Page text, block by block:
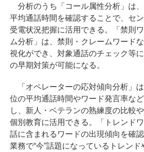
分析のうち「コール属性分析」は
平均通話時間を確認することで、セ
受電状況把握に活用できる。「禁則
ム分析」は、禁則・クレームワード
視化ができ、対象通話のチェック等
の早期対策が可能になる。
「オペレーターの応対傾向分析」
位の平均通話時間やワード発言率な
し、新人・ベテランの熟練度の比較
個別教育に活用できる。「トレンド
話に含まれるワードの出現傾向を確
業務で“今”話題になっているトレン